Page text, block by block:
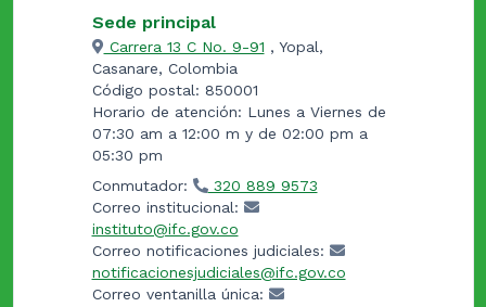
Sede principal
Carrera 13 C No. 9-91 , Yopal,
Casanare, Colombia
Código postal: 850001
Horario de atención: Lunes a Viernes de
07:30 am a 12:00 m y de 02:00 pm a
05:30 pm
Conmutador:
320 889 9573
Correo institucional:
instituto@ifc.gov.co
Correo notificaciones judiciales:
notificacionesjudiciales@ifc.gov.co
Correo ventanilla única: